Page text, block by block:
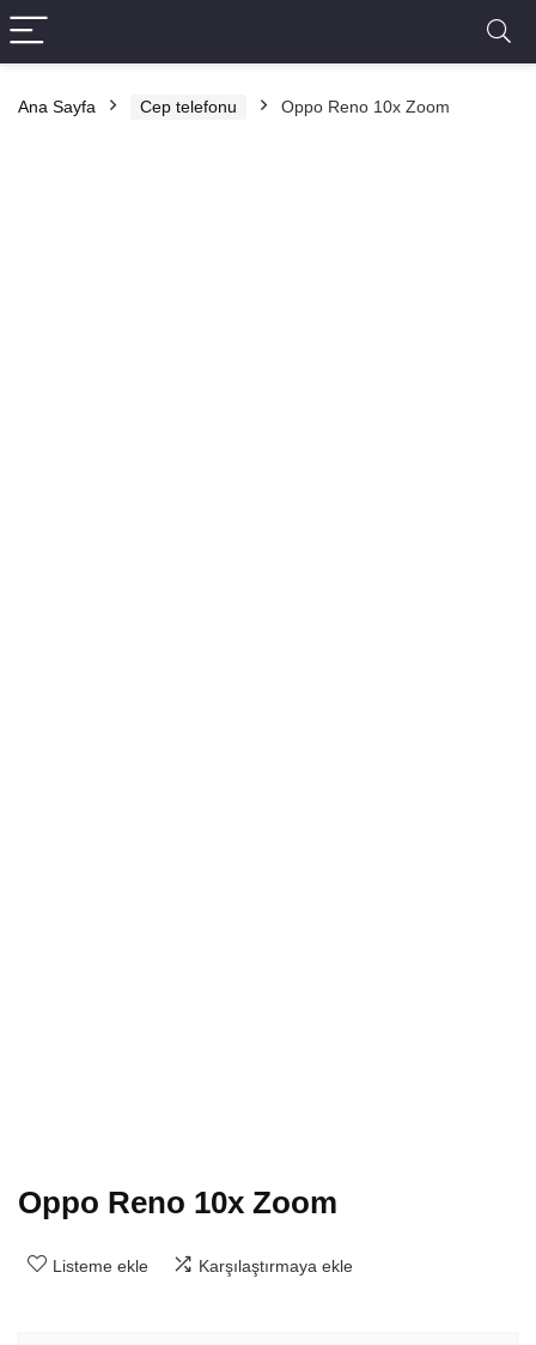
Ana Sayfa Cep telefonu Oppo Reno 10x Zoom
Oppo Reno 10x Zoom
Listeme ekle Karşılaştırmaya ekle